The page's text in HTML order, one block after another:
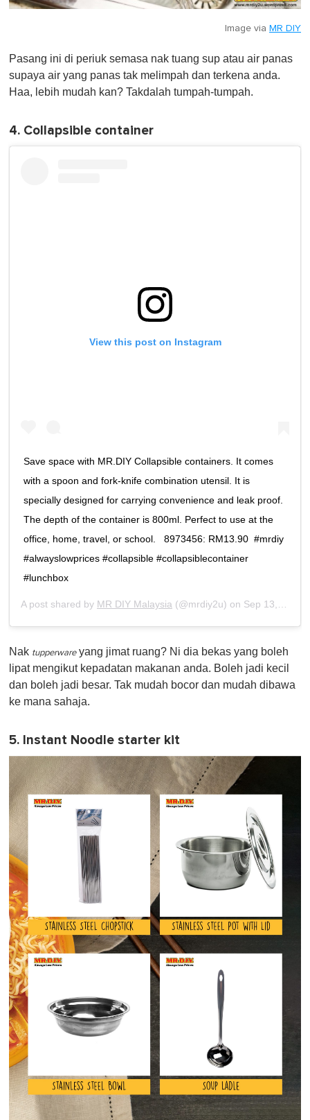
Image via MR DIY
Pasang ini di periuk semasa nak tuang sup atau air panas
supaya air yang panas tak melimpah dan terkena anda.
Haa, lebih mudah kan? Takdalah tumpah-tumpah.
4. Collapsible container
View this post on Instagram
Save space with MR.DIY Collapsible containers. It comes
with a spoon and fork-knife combination utensil. It is
specially designed for carrying convenience and leak proof.
The depth of the container is 800ml. Perfect to use at the
office, home, travel, or school. ⁠ ⁠ 8973456: RM13.90⁠ ⁠ #mrdiy
#alwayslowprices #collapsible #collapsiblecontainer
#lunchbox⁠
A post shared by MR DIY Malaysia (@mrdiy2u) on Sep 13, 2020 at 9:05pm PDT
Nak tupperwareyang jimat ruang? Ni dia bekas yang boleh
lipat mengikut kepadatan makanan anda. Boleh jadi kecil
dan boleh jadi besar. Tak mudah bocor dan mudah dibawa
ke mana sahaja.
5. Instant Noodle starter kit